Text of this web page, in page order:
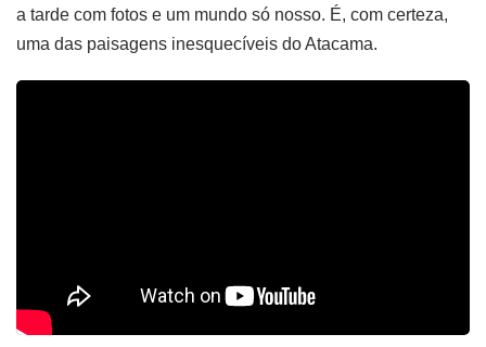
a tarde com fotos e um mundo só nosso. É, com certeza,
uma das paisagens inesquecíveis do Atacama.